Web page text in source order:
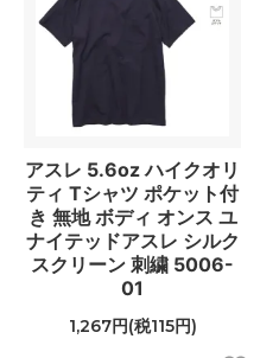
アスレ 5.6oz ハイクオリ
ティ Tシャツ ポケット付
き 無地 ボディ オンス ユ
ナイテッドアスレ シルク
スクリーン 刺繍 5006-
01
1,267円(税115円)